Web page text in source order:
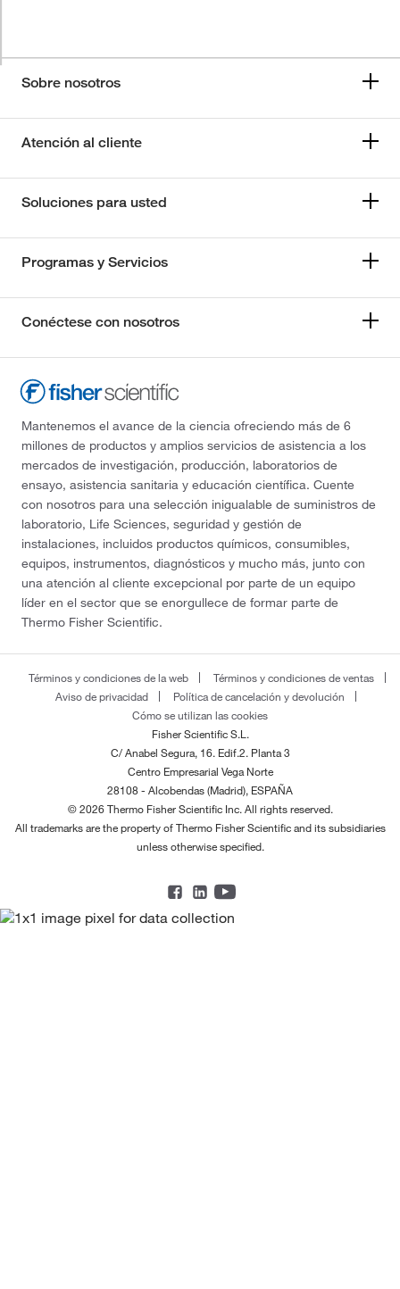
Sobre nosotros
Atención al cliente
Soluciones para usted
Programas y Servicios
Conéctese con nosotros
Mantenemos el avance de la ciencia ofreciendo más de 6
millones de productos y amplios servicios de asistencia a los
mercados de investigación, producción, laboratorios de
ensayo, asistencia sanitaria y educación científica. Cuente
con nosotros para una selección inigualable de suministros de
laboratorio, Life Sciences, seguridad y gestión de
instalaciones, incluidos productos químicos, consumibles,
equipos, instrumentos, diagnósticos y mucho más, junto con
una atención al cliente excepcional por parte de un equipo
líder en el sector que se enorgullece de formar parte de
Thermo Fisher Scientific.
Términos y condiciones de la web
Términos y condiciones de ventas
Aviso de privacidad
Política de cancelación y devolución
Cómo se utilizan las cookies
Fisher Scientific S.L.
C/ Anabel Segura, 16. Edif.2. Planta 3
Centro Empresarial Vega Norte
28108 - Alcobendas (Madrid), ESPAÑA
© 2026 Thermo Fisher Scientific Inc. All rights reserved.
All trademarks are the property of Thermo Fisher Scientific and its subsidiaries
unless otherwise specified.